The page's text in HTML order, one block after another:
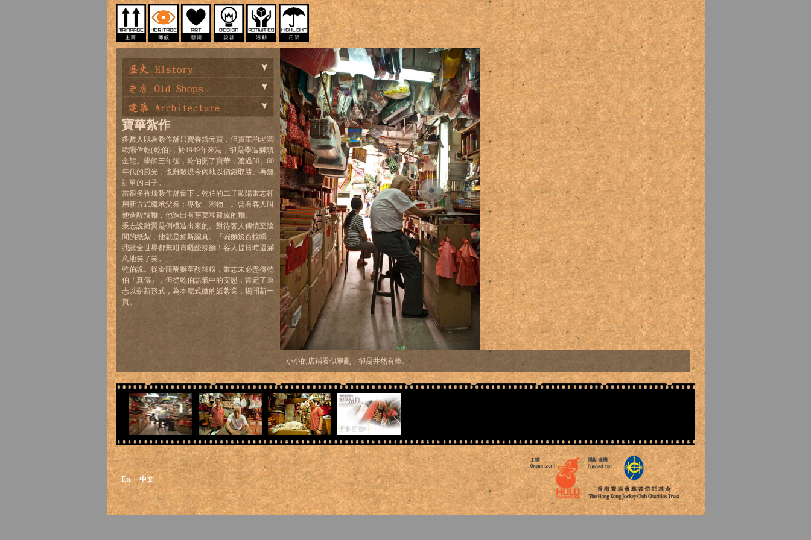
寶華紮作
多數人以為紮作舖只賣香燭元寶，但寶華的老闆
歐陽偉乾(乾伯)，於1949年來港，卻是學造獅頭
金龍。學師三年後，乾伯開了寶華，渡過50、60
年代的風光，也難敵現今內地以價錢取勝、再無
訂單的日子。
當很多香燭紮作舖倒下，乾伯的二子歐陽秉志卻
用新方式繼承父業：專紮「潮物」。曾有客人叫
他造酸辣麵，他造出有芽菜和雞翼的麵。
秉志說雞翼是倒模造出來的。對待客人傳情至陰
間的紙紮，他就是如斯認真。「碗麵幾百蚊喎，
我諗全世界都無咁貴嘅酸辣麵！客人提貨時還滿
意地笑了笑。」
乾伯說。從金龍醒獅至酸辣粉，秉志未必盡得乾
伯「真傳」，但從乾伯語氣中的安慰，肯定了秉
志以嶄新形式，為本應式微的紙紮業，揭開新一
頁。
小小的店鋪看似寧亂，卻是井然有條。
En| 中文